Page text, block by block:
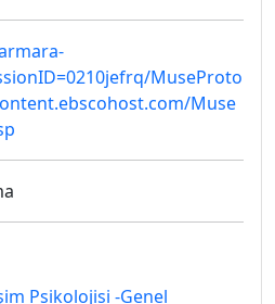
MuseProto
Muse
Psikolojisi -Genel